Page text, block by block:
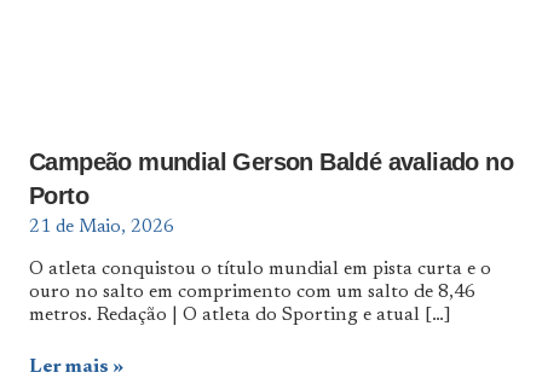
Campeão mundial Gerson Baldé avaliado no
Porto
21 de Maio, 2026
O atleta conquistou o título mundial em pista curta e o
ouro no salto em comprimento com um salto de 8,46
metros. Redação | O atleta do Sporting e atual
[…]
Ler mais